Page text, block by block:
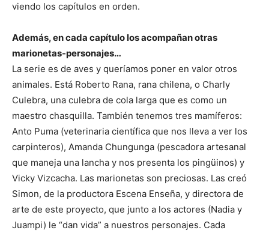
viendo los capítulos en orden.
Además, en cada capítulo los acompañan otras
marionetas-personajes…
La serie es de aves y queríamos poner en valor otros
animales. Está Roberto Rana, rana chilena, o Charly
Culebra, una culebra de cola larga que es como un
maestro chasquilla. También tenemos tres mamíferos:
Anto Puma (veterinaria científica que nos lleva a ver los
carpinteros), Amanda Chungunga (pescadora artesanal
que maneja una lancha y nos presenta los pingüinos) y
Vicky Vizcacha. Las marionetas son preciosas. Las creó
Simon, de la productora Escena Enseña, y directora de
arte de este proyecto, que junto a los actores (Nadia y
Juampi) le “dan vida” a nuestros personajes. Cada